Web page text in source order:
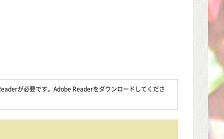
が必要です。Adobe Readerをダウンロードしてくださ